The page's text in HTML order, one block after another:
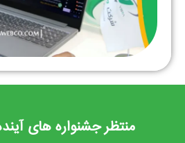
منتظر جشنواره های